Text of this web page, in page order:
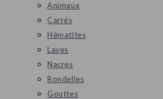
Animaux
Carrés
Hématites
Laves
Nacres
Rondelles
Gouttes